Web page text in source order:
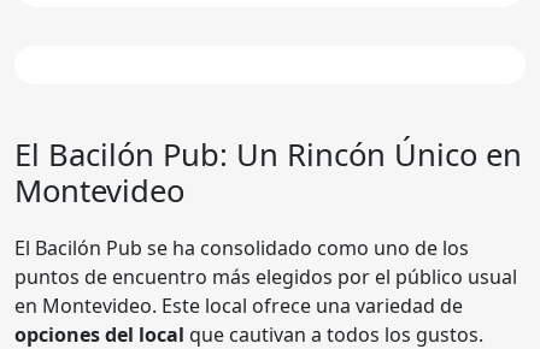
El Bacilón Pub: Un Rincón Único en
Montevideo
El Bacilón Pub se ha consolidado como uno de los
puntos de encuentro más elegidos por el público usual
en Montevideo. Este local ofrece una variedad de
opciones del local que cautivan a todos los gustos.